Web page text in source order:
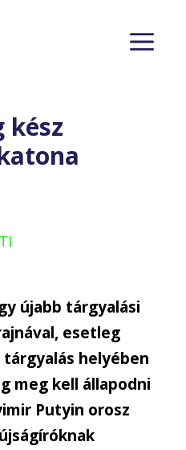
kész
újabb tárgyalási
esetleg
helyében
meg kell állapodni
Putyin orosz